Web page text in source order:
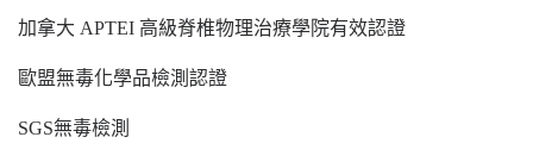
加拿大 APTEI 高級脊椎物理治療學院有效認證
歐盟無毒化學品檢測認證
SGS無毒檢測